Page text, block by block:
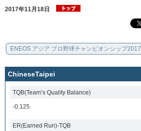
2017年11月18日
ENEOS アジア プロ野球チャンピオンシップ2017
ChineseTaipei
TQB(Team’s Quality Balance)
-0.125
ER(Earned Run)-TQB